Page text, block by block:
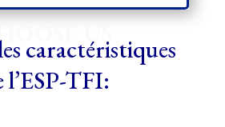
US
caractéristiques
l’ESP-TFI: